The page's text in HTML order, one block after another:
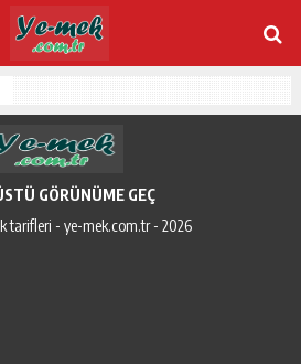
GÖRÜNÜME GEÇ
tarifleri - ye-mek.com.tr - 2026